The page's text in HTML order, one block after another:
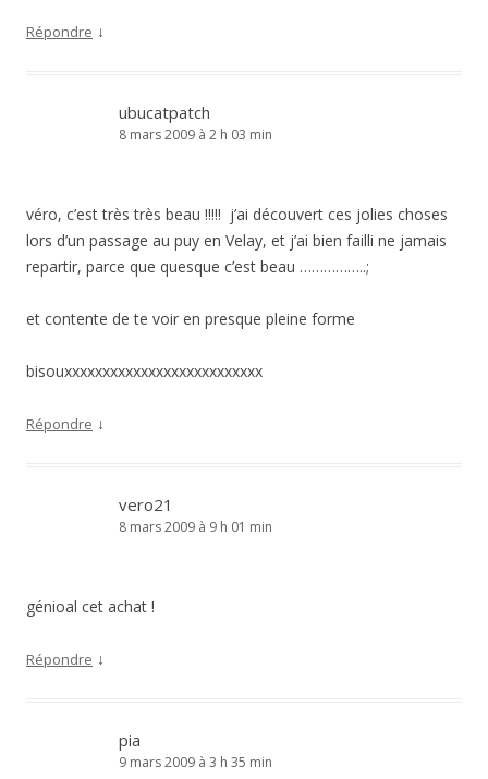
Répondre ↓
ubucatpatch
8 mars 2009 à 2 h 03 min
véro, c’est très très beau !!!!! j’ai découvert ces jolies choses
lors d’un passage au puy en Velay, et j’ai bien failli ne jamais
repartir, parce que quesque c’est beau ……………..;
et contente de te voir en presque pleine forme
bisouxxxxxxxxxxxxxxxxxxxxxxxxxx
Répondre ↓
vero21
8 mars 2009 à 9 h 01 min
génioal cet achat !
Répondre ↓
pia
9 mars 2009 à 3 h 35 min